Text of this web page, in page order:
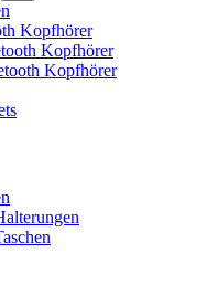
Kopfhörer
Kopfhörer
Kopfhörer